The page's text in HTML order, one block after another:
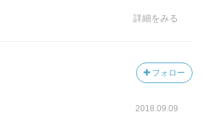
詳細をみる
フォロー
2018.09.09